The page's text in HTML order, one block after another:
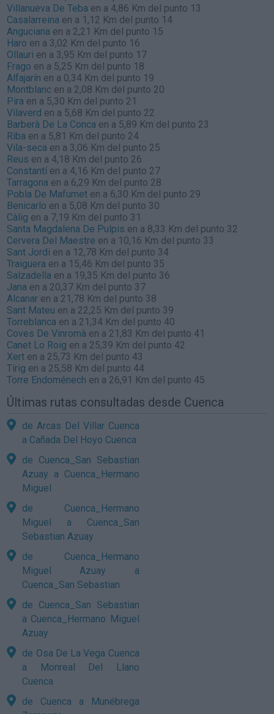
Villanueva De Teba en a 4,86 Km del punto 13
Casalarreina en a 1,12 Km del punto 14
Anguciana en a 2,21 Km del punto 15
Haro en a 3,02 Km del punto 16
Ollauri en a 3,95 Km del punto 17
Frago en a 5,25 Km del punto 18
Alfajarín en a 0,34 Km del punto 19
Montblanc en a 2,08 Km del punto 20
Pira en a 5,30 Km del punto 21
Vilaverd en a 5,68 Km del punto 22
Barberà De La Conca en a 5,89 Km del punto 23
Riba en a 5,81 Km del punto 24
Vila-seca en a 3,06 Km del punto 25
Reus en a 4,18 Km del punto 26
Constantí en a 4,16 Km del punto 27
Tarragona en a 6,29 Km del punto 28
Pobla De Mafumet en a 6,30 Km del punto 29
Benicarlo en a 5,08 Km del punto 30
Càlig en a 7,19 Km del punto 31
Santa Magdalena De Pulpis en a 8,33 Km del punto 32
Cervera Del Maestre en a 10,16 Km del punto 33
Sant Jordi en a 12,78 Km del punto 34
Traiguera en a 15,46 Km del punto 35
Salzadella en a 19,35 Km del punto 36
Jana en a 20,37 Km del punto 37
Alcanar en a 21,78 Km del punto 38
Sant Mateu en a 22,25 Km del punto 39
Torreblanca en a 21,34 Km del punto 40
Coves De Vinromà en a 21,83 Km del punto 41
Canet Lo Roig en a 25,39 Km del punto 42
Xert en a 25,73 Km del punto 43
Tírig en a 25,58 Km del punto 44
Torre Endoménech en a 26,91 Km del punto 45
Últimas rutas consultadas desde Cuenca
de Arcas Del Villar Cuenca
a Cañada Del Hoyo Cuenca
de Cuenca_San Sebastian
Azuay a Cuenca_Hermano
Miguel
de Cuenca_Hermano
Miguel a Cuenca_San
Sebastian Azuay
de Cuenca_Hermano
Miguel Azuay a
Cuenca_San Sebastian
de Cuenca_San Sebastian
a Cuenca_Hermano Miguel
Azuay
de Osa De La Vega Cuenca
a Monreal Del Llano
Cuenca
de Cuenca a Munébrega